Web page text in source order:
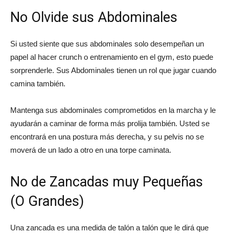
No Olvide sus Abdominales
Si usted siente que sus abdominales solo desempeñan un
papel al hacer crunch o entrenamiento en el gym, esto puede
sorprenderle. Sus Abdominales tienen un rol que jugar cuando
camina también.
Mantenga sus abdominales comprometidos en la marcha y le
ayudarán a caminar de forma más prolija también. Usted se
encontrará en una postura más derecha, y su pelvis no se
moverá de un lado a otro en una torpe caminata.
No de Zancadas muy Pequeñas
(O Grandes)
Una zancada es una medida de talón a talón que le dirá que